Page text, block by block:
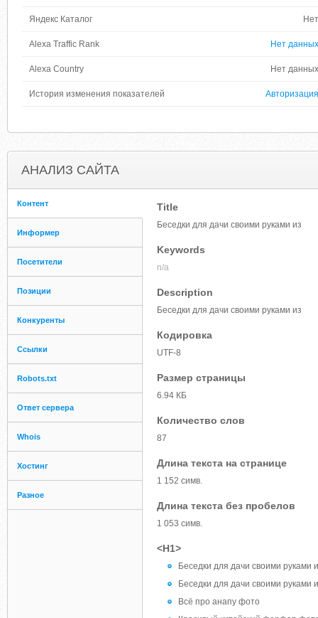
Яндекс Каталог Нет
Alexa Traffic Rank Нет данных
Alexa Country Нет данных
История изменения показателей Авторизация
АНАЛИЗ САЙТА
Контент
Информер
Посетители
Позиции
Конкуренты
Ссылки
Robots.txt
Ответ сервера
Whois
Хостинг
Разное
Title
Беседки для дачи своими руками из
Keywords
n/a
Description
Беседки для дачи своими руками из
Кодировка
UTF-8
Размер страницы
6.94 КБ
Количество слов
87
Длина текста на странице
1 152 симв.
Длина текста без пробелов
1 053 симв.
<H1>
Беседки для дачи своими руками
Беседки для дачи своими руками
Всё про анапу фото